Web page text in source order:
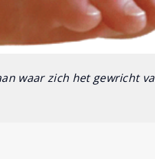
waar zich het gewricht